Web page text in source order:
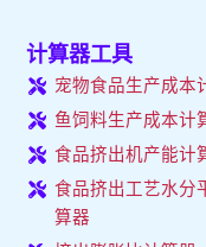
o
o
k
-
f
计算器工具
宠物食品生产成本
鱼饲料生产成本计
食品挤出机产能计
食品挤出工艺水分
算器